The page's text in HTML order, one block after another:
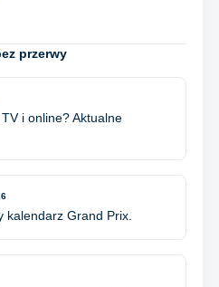
przerwy
i online? Aktualne
kalendarz Grand Prix.